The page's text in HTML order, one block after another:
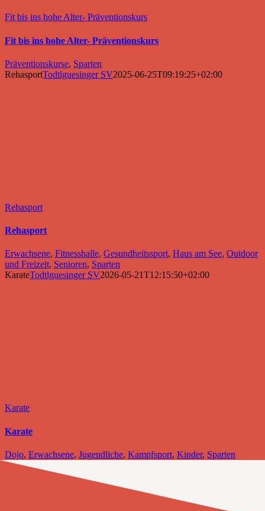
Fit bis ins hohe Alter- Präventionskurs
Fit bis ins hohe Alter- Präventionskurs
Präventionskurse, Sparten
RehasportTodtlguesinger SV2025-06-25T09:19:25+02:00
Rehasport
Rehasport
Erwachsene, Fitnesshalle, Gesundheitssport, Haus am See, Outdoor
und Freizeit, Senioren, Sparten
KarateTodtlguesinger SV2026-05-21T12:15:50+02:00
Karate
Karate
Dojo, Erwachsene, Jugendliche, Kampfsport, Kinder, Sparten